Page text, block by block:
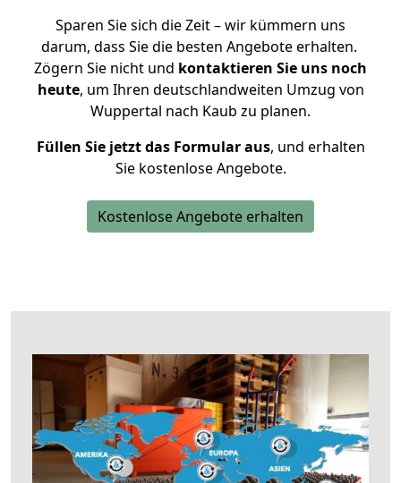
Sparen Sie sich die Zeit – wir kümmern uns
darum, dass Sie die besten Angebote erhalten.
Zögern Sie nicht und kontaktieren Sie uns noch
heute, um Ihren deutschlandweiten Umzug von
Wuppertal nach Kaub zu planen.
Füllen Sie jetzt das Formular aus, und erhalten
Sie kostenlose Angebote.
Kostenlose Angebote erhalten